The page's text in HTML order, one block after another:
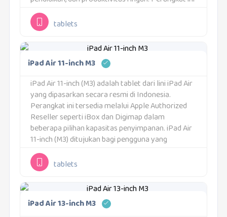
diposisikan sebagai iPad yang mudah digunakan
oleh berbagai kalangan pengguna.iPad 11-inch...
tablets
iPad Air 11-inch M3
iPad Air 11-inch (M3) adalah tablet dari lini iPad Air
yang dipasarkan secara resmi di Indonesia.
Perangkat ini tersedia melalui Apple Authorized
Reseller seperti iBox dan Digimap dalam
beberapa pilihan kapasitas penyimpanan. iPad Air
11-inch (M3) ditujukan bagi pengguna yang
menginginkan tablet bertenaga dengan ukuran
layar yang tetap ringkas dan...
tablets
iPad Air 13-inch M3